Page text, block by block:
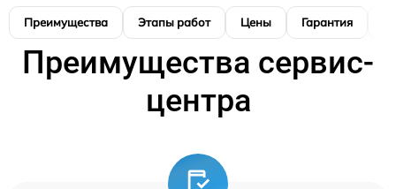
Преимущества Этапы работ Цены Гарантия
Преимущества сервис-
центра